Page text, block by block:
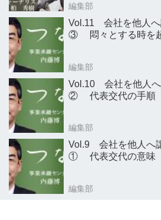
編集部
Vol.11 会社を他人へ
③ 悶々とする時を
編集部
Vol.10 会社を他人へ
② 代表交代の手順
編集部
Vol.9 会社を他人へ
① 代表交代の意味
編集部